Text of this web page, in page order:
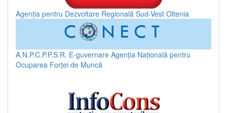
Agenția pentru Dezvoltare Regională Sud-Vest Oltenia
A.N.P.C.P.P.S.R. E-guvernare Agenția Națională pentru
Ocuparea Forței de Muncă